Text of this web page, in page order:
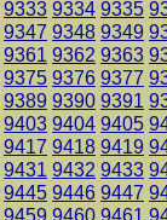
9333 9334 9335
9347 9348 9349
9361 9362 9363
9375 9376 9377
9389 9390 9391
9403 9404 9405
9417 9418 9419
9431 9432 9433
9445 9446 9447
9459 9460 9461